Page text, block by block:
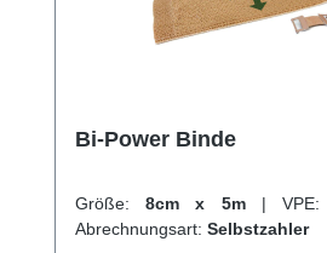
Bi-Power Binde
Größe: 8cm x 5m | VPE:
Abrechnungsart: Selbstzahler